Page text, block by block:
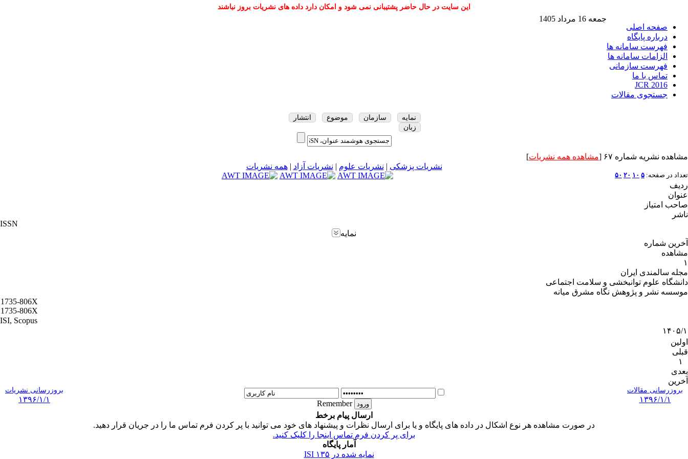
این سایت در حال حاضر پشتیبانی نمی شود و امکان دارد داده های نشریات بروز نباشند
صفحه اصلی
درباره پایگاه
فهرست سامانه ها
الزامات سامانه ها
فهرست سازمانی
تماس با ما
JCR 2016
جستجوی مقالات
جمعه 16 مرداد 1405
نمایه سازمان موضوع
انتشار
زبان
مشاهده نشریه شماره ۶۷ [ مشاهده همه نشریات]
نشریات پزشکی | نشریات علوم | نشریات آزاد |همه نشریات
تعداد در صفحه: ۵ ۱۰ ۲۰ ۵۰
ردیف
عنوان
صاحب امتیاز
ناشر
ISSN
نمایه
آخرین شماره
مشاهده
۱
مجله سالمندی ایران
دانشگاه علوم توانبخشی و سلامت اجتماعی
موسسه نشر و پژوهش نگاه مشرق میانه
1735-806X
1735-806X
ISI, Scopus
۱۴۰۵/۱
اولین
قبلی
۱
بعدی
آخرین
بروزرسانی نشریات
۱۳۹۶/۱/۱
بروزرسانی مقالات
۱۳۹۶/۱/۱
Remember
ارسال پیام برخط
در صورت مشاهده هر نوع اشکال در داده های پایگاه و یا برای ارسال نظرات و پیشنهاد های خود می توانید با پر کردن فرم تماس ما را در جریان قرار دهید.
برای پر کردن فرم تماس اینجا را کلیک کنید.
آمار پایگاه
نمایه شده در ISI ۱۳۵